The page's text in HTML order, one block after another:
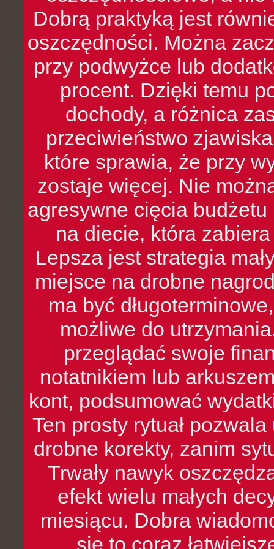
Dobrą praktyką jest
oszczędności. Można
przy podwyżce lub
procent. Dzięki temu
dochody, a różnica
przeciwieństwo
które sprawia, że przy
zostaje więcej. Nie
agresywne cięcia
na diecie, która
Lepsza jest strategia
miejsce na drobne
ma być
możliwe do
przeglądać swoje
notatnikiem lub
kont, podsumować
Ten prosty rytuał
drobne korekty, zanim
Trwały nawyk
efekt wielu małych
miesiącu. Dobra
się to coraz